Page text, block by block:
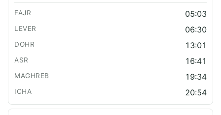
05:03
06:30
13:01
16:41
19:34
20:54